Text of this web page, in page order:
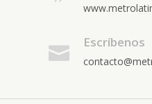
Escríbenos